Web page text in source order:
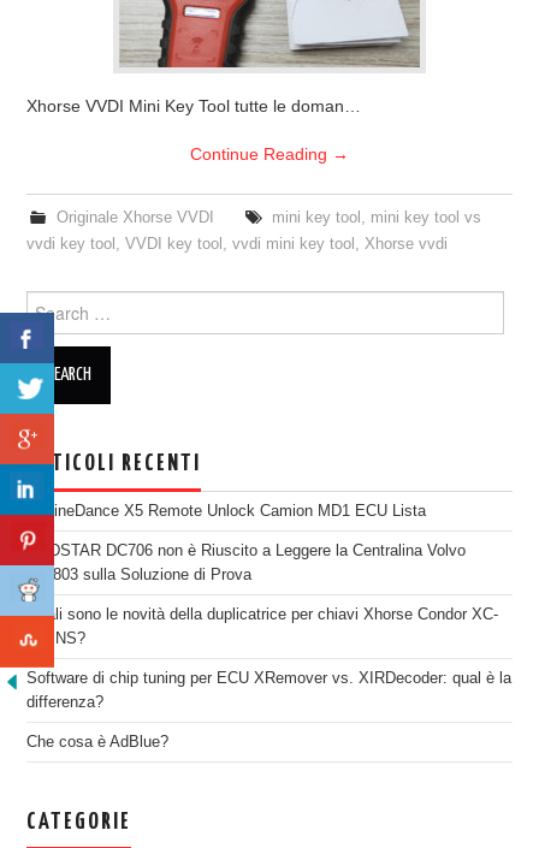
Xhorse VVDI Mini Key Tool tutte le doman…
Continue Reading →
Originale Xhorse VVDI mini key tool , mini key tool vs
vvdi key tool ,VVDI key tool ,vvdi mini key tool ,Xhorse vvdi
Search for:
ARTICOLI RECENTI
EngineDance X5 Remote Unlock Camion MD1 ECU Lista
OBDSTAR DC706 non è Riuscito a Leggere la Centralina Volvo
SID803 sulla Soluzione di Prova
Quali sono le novità della duplicatrice per chiavi Xhorse Condor XC-
TWINS?
Software di chip tuning per ECU XRemover vs. XIRDecoder: qual è la
differenza?
Che cosa è AdBlue?
CATEGORIE